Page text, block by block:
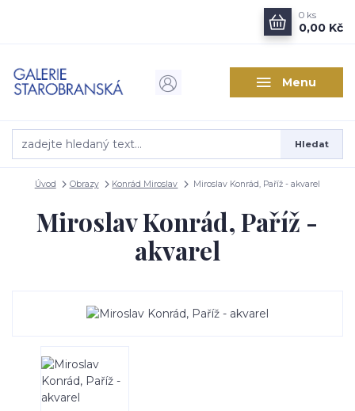
Menu
Hledat
0 ks
0,00 Kč
Úvod Obrazy Konrád Miroslav Miroslav Konrád, Paříž - akvarel
Miroslav Konrád, Paříž -
akvarel